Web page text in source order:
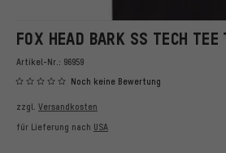
FOX HEAD BARK SS TECH TEE
Artikel-Nr.: 96959
Noch keine Bewertung
zzgl. Versandkosten
für Lieferung nach USA